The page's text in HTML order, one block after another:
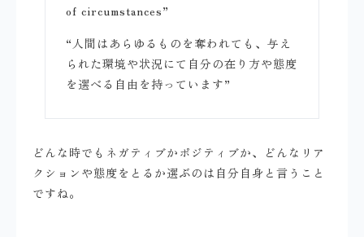
of circumstances”
“人間はあらゆるものを奪われても、与え
られた環境や状況にて自分の在り方や態度
を選べる自由を持っています”
どんな時でもネガティブかポジティブか、どんなリア
クションや態度をとるか選ぶのは自分自身と言うこと
ですね。